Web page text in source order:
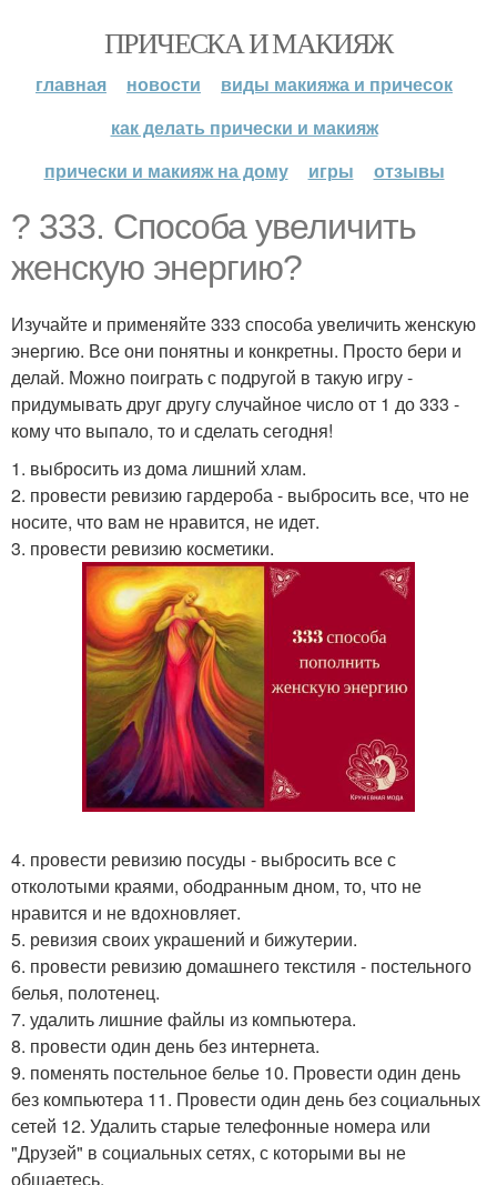
ПРИЧЕСКА И МАКИЯЖ
главная новости
виды макияжа и причесок
как делать прически и макияж
прически и макияж на дому
игры отзывы
? 333. Способа увеличить
женскую энергию?
Изучайте и применяйте 333 способа увеличить женскую
энергию. Все они понятны и конкретны. Просто бери и
делай. Можно поиграть с подругой в такую игру -
придумывать друг другу случайное число от 1 до 333 -
кому что выпало, то и сделать сегодня!
1. выбросить из дома лишний хлам.
2. провести ревизию гардероба - выбросить все, что не
носите, что вам не нравится, не идет.
3. провести ревизию косметики.
4. провести ревизию посуды - выбросить все с
отколотыми краями, ободранным дном, то, что не
нравится и не вдохновляет.
5. ревизия своих украшений и бижутерии.
6. провести ревизию домашнего текстиля - постельного
белья, полотенец.
7. удалить лишние файлы из компьютера.
8. провести один день без интернета.
9. поменять постельное белье 10. Провести один день
без компьютера 11. Провести один день без социальных
сетей 12. Удалить старые телефонные номера или
"Друзей" в социальных сетях, с которыми вы не
общаетесь.